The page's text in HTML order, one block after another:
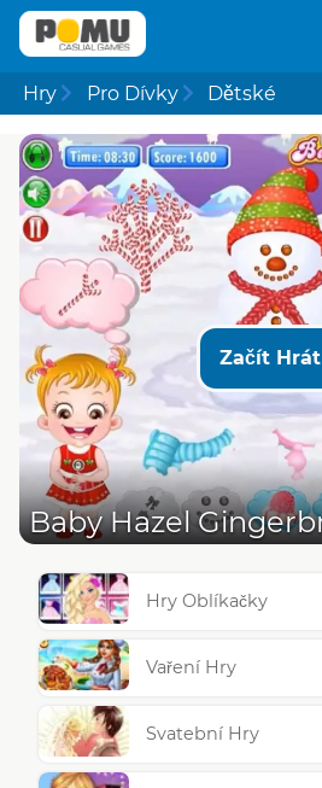
Hry Pro Dívky Dětské
Začít Hrát
Hry Oblíkačky
Vaření Hry
Svatební Hry